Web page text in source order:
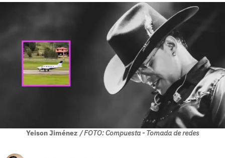
Yeison Jiménez / FOTO: Compuesta - Tomada de redes